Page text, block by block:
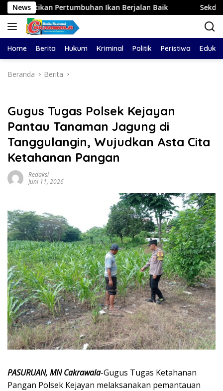
Langsung
ke
konten
News Ikan Berjalan Baik Sekda Probolinggo:
Home Berita Hukum Kriminal Politik Peristiwa
Beranda Berita
Gugus Tugas Polsek Kejayan
Pantau Tanaman Jagung di
Tanggulangin, Wujudkan Asta Cita
Ketahanan Pangan
Redaksi
Juni 11, 2026
PASURUAN, MN Cakrawala-Gugus Tugas Ketahanan
Pangan Polsek Kejayan melaksanakan pemantauan